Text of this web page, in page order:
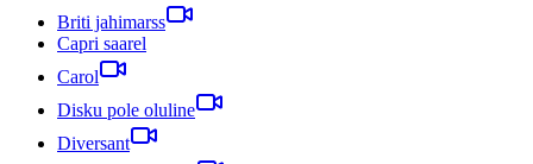
Briti jahimarss
Capri saarel
Carol
Disku pole oluline
Diversant